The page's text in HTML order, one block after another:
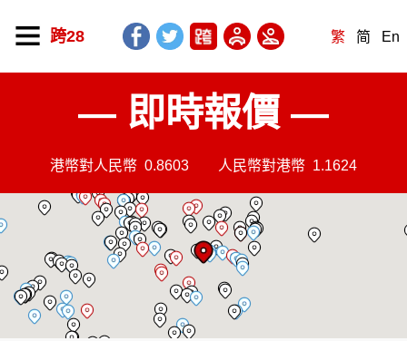
跨28 繁 简 En
— 即時報價 —
港幣對人民幣 0.8603 人民幣對港幣 1.1624